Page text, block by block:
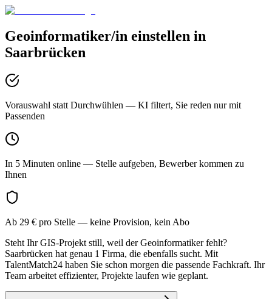
Geoinformatiker/in einstellen in
Saarbrücken
Vorauswahl statt Durchwühlen — KI filtert, Sie reden nur mit
Passenden
In 5 Minuten online — Stelle aufgeben, Bewerber kommen zu
Ihnen
Ab 29 € pro Stelle — keine Provision, kein Abo
Steht Ihr GIS-Projekt still, weil der Geoinformatiker fehlt?
Saarbrücken hat genau 1 Firma, die ebenfalls sucht. Mit
TalentMatch24 haben Sie schon morgen die passende Fachkraft. Ihr
Team arbeitet effizienter, Projekte laufen wie geplant.